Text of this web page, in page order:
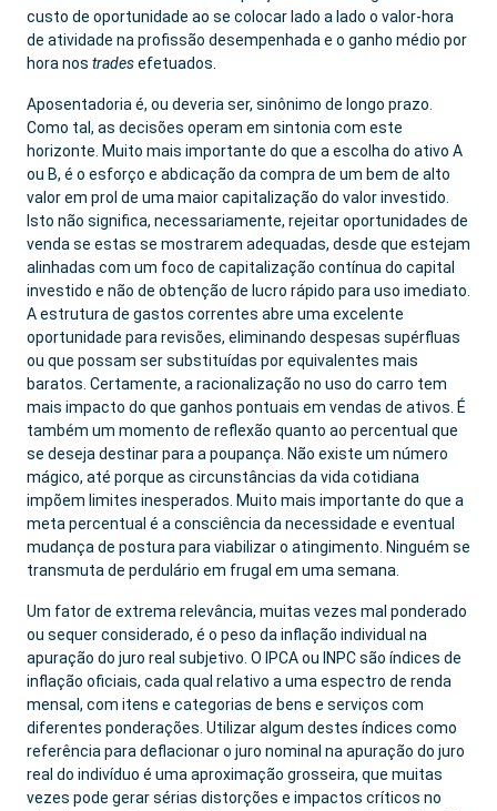
custo de oportunidade ao se colocar lado a lado o valor-hora
de atividade na profissão desempenhada e o ganho médio por
hora nos tradesefetuados.
Aposentadoria é, ou deveria ser, sinônimo de longo prazo.
Como tal, as decisões operam em sintonia com este
horizonte. Muito mais importante do que a escolha do ativo A
ou B, é o esforço e abdicação da compra de um bem de alto
valor em prol de uma maior capitalização do valor investido.
Isto não significa, necessariamente, rejeitar oportunidades de
venda se estas se mostrarem adequadas, desde que estejam
alinhadas com um foco de capitalização contínua do capital
investido e não de obtenção de lucro rápido para uso imediato.
A estrutura de gastos correntes abre uma excelente
oportunidade para revisões, eliminando despesas supérfluas
ou que possam ser substituídas por equivalentes mais
baratos. Certamente, a racionalização no uso do carro tem
mais impacto do que ganhos pontuais em vendas de ativos. É
também um momento de reflexão quanto ao percentual que
se deseja destinar para a poupança. Não existe um número
mágico, até porque as circunstâncias da vida cotidiana
impõem limites inesperados. Muito mais importante do que a
meta percentual é a consciência da necessidade e eventual
mudança de postura para viabilizar o atingimento. Ninguém se
transmuta de perdulário em frugal em uma semana.
Um fator de extrema relevância, muitas vezes mal ponderado
ou sequer considerado, é o peso da inflação individual na
apuração do juro real subjetivo. O IPCA ou INPC são índices de
inflação oficiais, cada qual relativo a uma espectro de renda
mensal, com itens e categorias de bens e serviços com
diferentes ponderações. Utilizar algum destes índices como
referência para deflacionar o juro nominal na apuração do juro
real do indivíduo é uma aproximação grosseira, que muitas
vezes pode gerar sérias distorções e impactos críticos no